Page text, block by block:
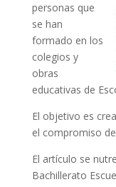
personas que
se han
formado en los
colegios y
obras
educativas de
El objetivo es
el compromiso
El artículo se
Bachillerato